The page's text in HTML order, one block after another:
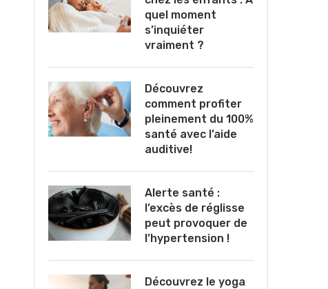
quel moment
s’inquiéter
vraiment ?
Découvrez
comment profiter
pleinement du 100%
santé avec l’aide
auditive!
Alerte santé :
l’excès de réglisse
peut provoquer de
l’hypertension !
Découvrez le yoga